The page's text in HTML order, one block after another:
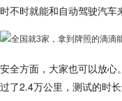
时不时就能和自动驾驶汽车
安全方面，大家也可以放心
过了2.4万公里，测试的时